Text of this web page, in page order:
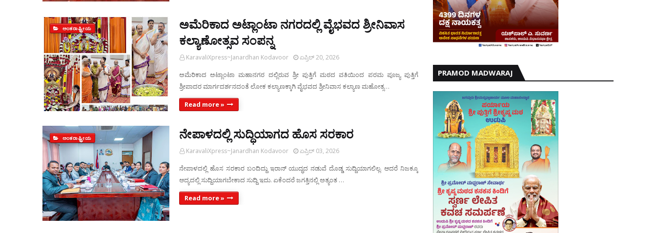
ಅಂತರಾಷ್ಟ್ರೀಯ
ಅಮೆರಿಕಾದ ಅಟ್ಲಾಂಟಾ ನಗರದಲ್ಲಿ ವೈಭವದ ಶ್ರೀನಿವಾಸ
ಕಲ್ಯಾಣೋತ್ಸವ ಸಂಪನ್ನ
KaravaliXpress~Janardhan Kodavoor ಏಪ್ರಿಲ್ 20, 2026
ಅಮೆರಿಕಾದ ಅಟ್ಲಾಂಟಾ ಮಹಾನಗರ ದಲ್ಲಿರುವ ಶ್ರೀ ಪುತ್ತಿಗೆ ಮಠದ ವತಿಯಿಂದ ಪರಮ ಪೂಜ್ಯ ಪುತ್ತಿಗೆ
ಶ್ರೀಪಾದರ ಮಾರ್ಗದರ್ಶನದಂತೆ ಲೋಕ ಕಲ್ಯಾಣಕ್ಕಾಗಿ ವೈಭವದ ಶ್ರೀನಿವಾಸ ಕಲ್ಯಾಣ ಮಹೋತ್ಸ…
Read more »
ಅಂತರಾಷ್ಟ್ರೀಯ ನೇಪಾಳದಲ್ಲಿ ಸುದ್ಧಿಯಾಗದ ಹೊಸ ಸರಕಾರ
KaravaliXpress~Janardhan Kodavoor ಏಪ್ರಿಲ್ 03, 2026
ನೇಪಾಳದಲ್ಲಿ ಹೊಸ ಸರಕಾರ ಬಂದಿದ್ದು ಇರಾನ್ ಯುದ್ಧದ ನಡುವೆ ದೊಡ್ಡ ಸುದ್ದಿಯಾಗಲಿಲ್ಲ. ಆದರೆ ನಿಜಕ್ಕೂ
ಆದ್ಯದಲ್ಲಿ ಸುದ್ದಿಯಾಗಬೇಕಾದ ಸುದ್ದಿ ಇದು. ಏಕೆಂದರೆ ಜಗತ್ತಿನಲ್ಲಿ ಅತ್ಯಂತ …
Read more »
PRAMOD MADWARAJ